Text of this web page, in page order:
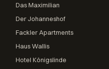
Das Maximilian
Der Johanneshof
Fackler Apartments
Haus Wallis
Hotel Königslinde